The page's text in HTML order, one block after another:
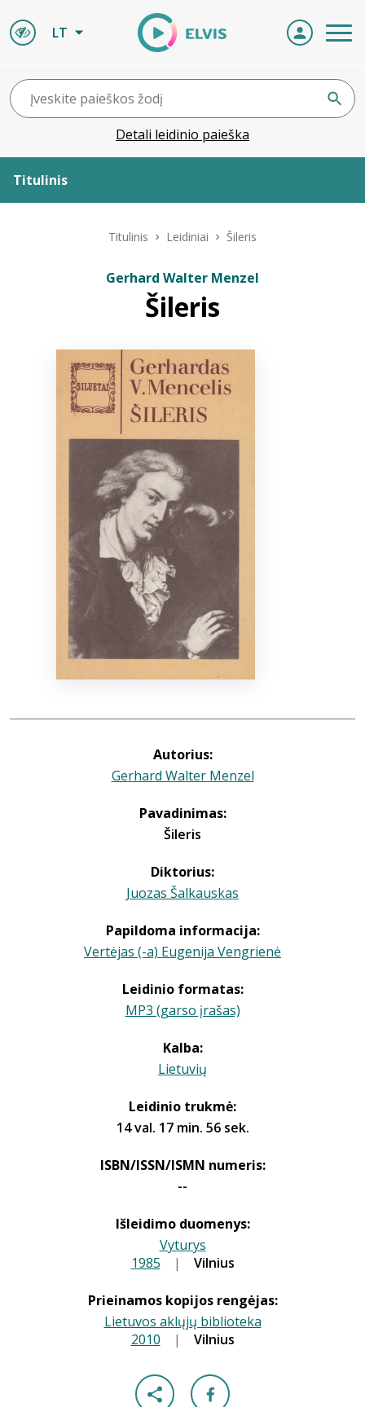
LT
Detali leidinio paieška
Titulinis
Naujienos
Bibliotekoms
Titulinis Leidiniai Šileris
Gerhard Walter Menzel
Šileris
Autorius:
Gerhard Walter Menzel
Pavadinimas:
Šileris
Diktorius:
Juozas Šalkauskas
Papildoma informacija:
Vertėjas (-a) Eugenija Vengrienė
Leidinio formatas:
MP3 (garso įrašas)
Kalba:
Lietuvių
Leidinio trukmė:
14 val. 17 min. 56 sek.
ISBN/ISSN/ISMN numeris:
--
Išleidimo duomenys:
Vyturys
1985 | Vilnius
Prieinamos kopijos rengėjas:
Lietuvos aklųjų biblioteka
2010 | Vilnius